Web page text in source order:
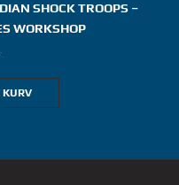
SHOCK TROOPS –
WORKSHOP